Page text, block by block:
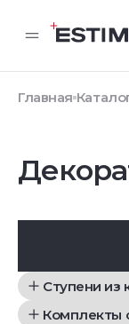
Главная
Ступени из
Комплекты